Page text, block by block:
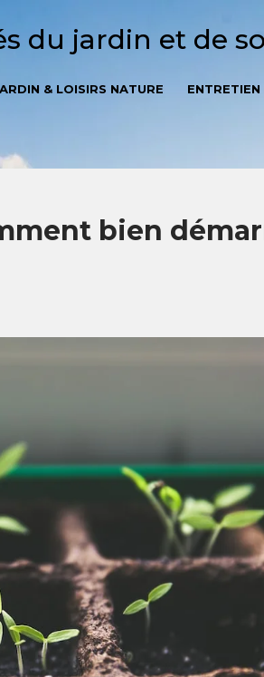
du jardin et de
& LOISIRS NATURE ENTRETIEN
bien